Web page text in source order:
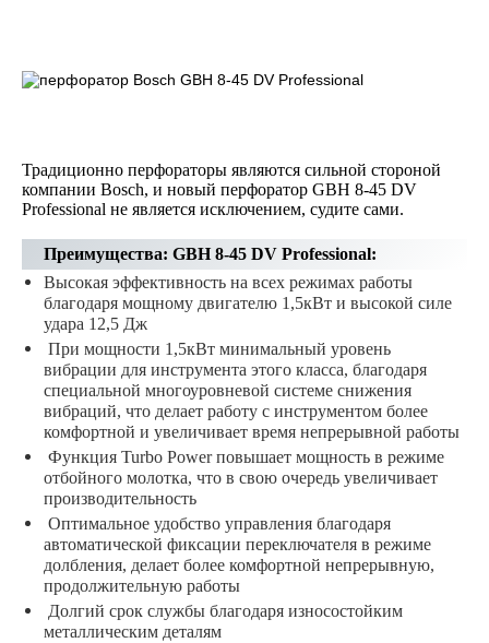
Традиционно перфораторы являются сильной стороной
компании Bosch, и новый перфоратор GBH 8-45 DV
Professional не является исключением, судите сами.
Преимущества: GBH 8-45 DV Professional:
Высокая эффективность на всех режимах работы
благодаря мощному двигателю 1,5кВт и высокой силе
удара 12,5 Дж
При мощности 1,5кВт минимальный уровень
вибрации для инструмента этого класса, благодаря
специальной многоуровневой системе снижения
вибраций, что делает работу с инструментом более
комфортной и увеличивает время непрерывной работы
Функция Turbo Power повышает мощность в режиме
отбойного молотка, что в свою очередь увеличивает
производительность
Оптимальное удобство управления благодаря
автоматической фиксации переключателя в режиме
долбления, делает более комфортной непрерывную,
продолжительную работы
Долгий срок службы благодаря износостойким
металлическим деталям